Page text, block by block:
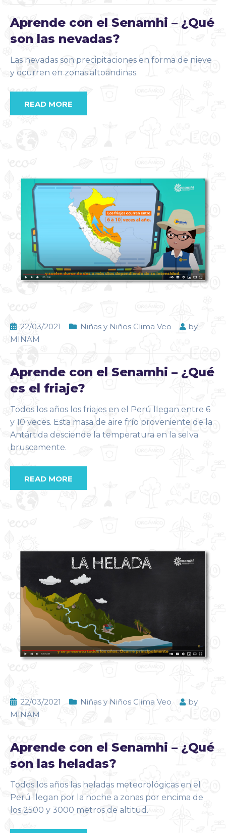
Aprende con el Senamhi – ¿Qué
son las nevadas?
Las nevadas son precipitaciones en forma de nieve
y ocurren en zonas altoandinas.
READ MORE
22/03/2021 Niñas y Niños Clima Veo
by
MINAM
Aprende con el Senamhi – ¿Qué
es el friaje?
Todos los años los friajes en el Perú llegan entre 6
y 10 veces. Esta masa de aire frío proveniente de la
Antártida desciende la temperatura en la selva
bruscamente.
READ MORE
22/03/2021 Niñas y Niños Clima Veo
by
MINAM
Aprende con el Senamhi – ¿Qué
son las heladas?
Todos los años las heladas meteorológicas en el
Perú llegan por la noche a zonas por encima de
los 2500 y 3000 metros de altitud.